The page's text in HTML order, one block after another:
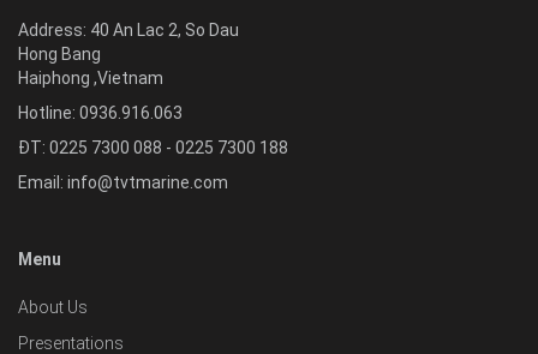
Address: 40 An Lac 2, So Dau
Hong Bang
Haiphong ,Vietnam
Hotline: 0936.916.063
ĐT: 0225 7300 088 - 0225 7300 188
Email: info@tvtmarine.com
Menu
About Us
Presentations